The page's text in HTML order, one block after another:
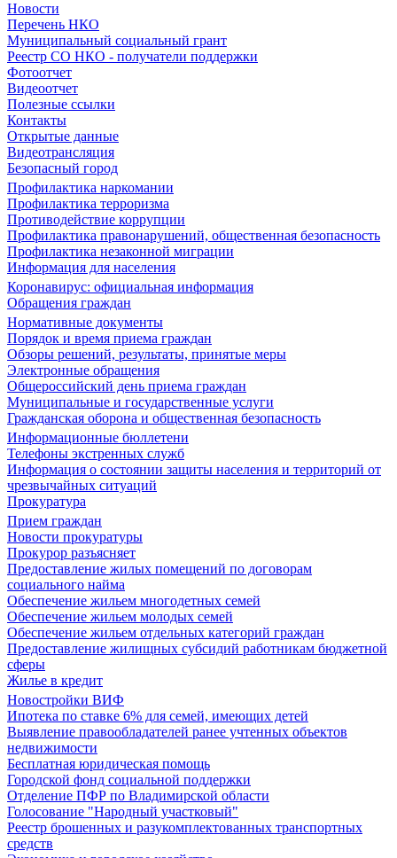
Новости
Перечень НКО
Муниципальный социальный грант
Реестр СО НКО - получатели поддержки
Фотоотчет
Видеоотчет
Полезные ссылки
Контакты
Открытые данные
Видеотрансляция
Безопасный город
Профилактика наркомании
Профилактика терроризма
Противодействие коррупции
Профилактика правонарушений, общественная безопасность
Профилактика незаконной миграции
Информация для населения
Коронавирус: официальная информация
Обращения граждан
Нормативные документы
Порядок и время приема граждан
Обзоры решений, результаты, принятые меры
Электронные обращения
Общероссийский день приема граждан
Муниципальные и государственные услуги
Гражданская оборона и общественная безопасность
Информационные бюллетени
Телефоны экстренных служб
Информация о состоянии защиты населения и территорий от
чрезвычайных ситуаций
Прокуратура
Прием граждан
Новости прокуратуры
Прокурор разъясняет
Предоставление жилых помещений по договорам
социального найма
Обеспечение жильем многодетных семей
Обеспечение жильем молодых семей
Обеспечение жильем отдельных категорий граждан
Предоставление жилищных субсидий работникам бюджетной
сферы
Жилье в кредит
Новостройки ВИФ
Ипотека по ставке 6% для семей, имеющих детей
Выявление правообладателей ранее учтенных объектов
недвижимости
Бесплатная юридическая помощь
Городской фонд социальной поддержки
Отделение ПФР по Владимирской области
Голосование "Народный участковый"
Реестр брошенных и разукомплектованных транспортных
средств